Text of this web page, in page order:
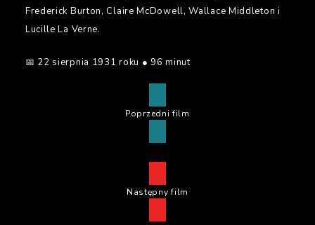
Frederick Burton, Claire McDowell, Wallace Middleton i
Lucille La Verne.
📅 22 sierpnia 1931 roku ● 96 minut
Poprzedni film
Następny film